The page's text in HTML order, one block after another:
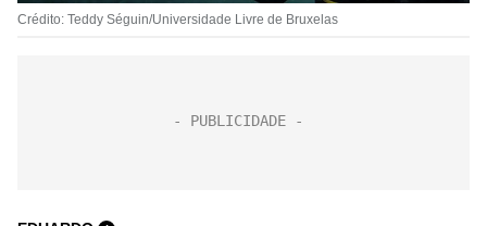
Crédito: Teddy Séguin/Universidade Livre de Bruxelas